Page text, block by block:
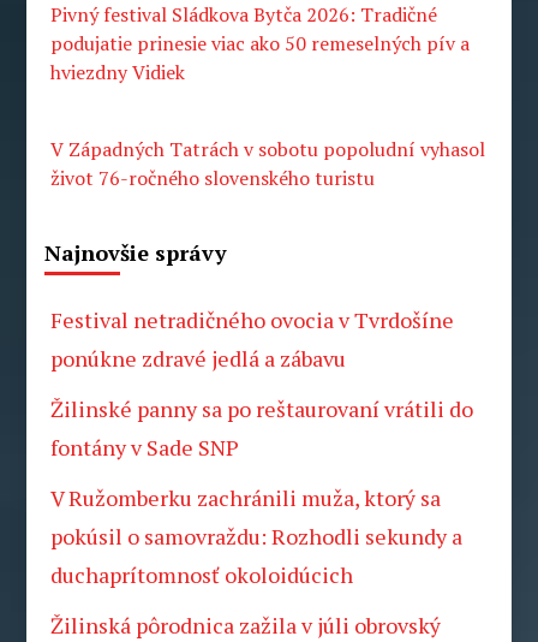
Pivný festival Sládkova Bytča 2026: Tradičné
podujatie prinesie viac ako 50 remeselných pív a
hviezdny Vidiek
V Západných Tatrách v sobotu popoludní vyhasol
život 76-ročného slovenského turistu
Najnovšie správy
Festival netradičného ovocia v Tvrdošíne
ponúkne zdravé jedlá a zábavu
Žilinské panny sa po reštaurovaní vrátili do
fontány v Sade SNP
V Ružomberku zachránili muža, ktorý sa
pokúsil o samovraždu: Rozhodli sekundy a
duchaprítomnosť okoloidúcich
Žilinská pôrodnica zažila v júli obrovský